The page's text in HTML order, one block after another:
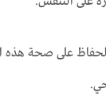
على صحة هذه